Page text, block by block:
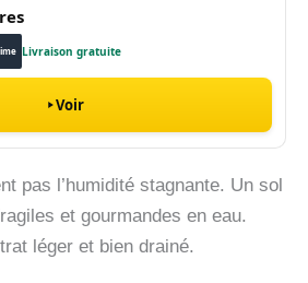
Livraison gratuite
Voir
pas l’humidité stagnante. Un sol
et gourmandes en eau.
léger et bien drainé.